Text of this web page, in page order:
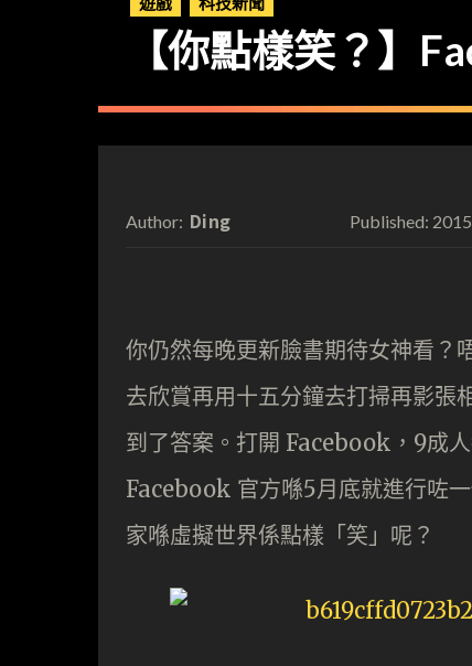
【你點樣笑？】
Author: Ding Published:
你仍然每晚更新臉書期待女神看？
去欣賞再用十五分鐘去打掃再影
到了答案。打開 Facebook，9成
Facebook 官方喺5月底就進行咗
家喺虛擬世界係點樣「笑」呢？